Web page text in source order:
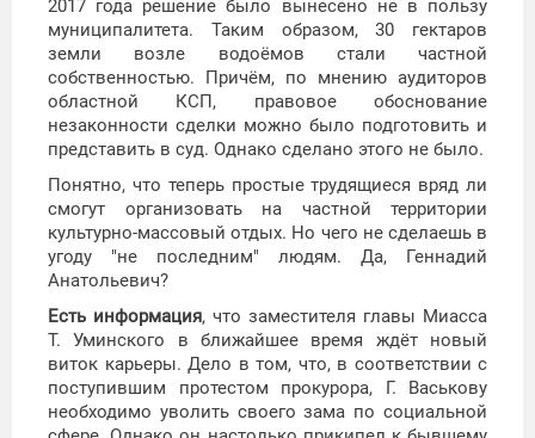
2017 года решение было вынесено не в пользу
муниципалитета. Таким образом, 30 гектаров
земли возле водоёмов стали частной
собственностью. Причём, по мнению аудиторов
областной КСП, правовое обоснование
незаконности сделки можно было подготовить и
представить в суд. Однако сделано этого не было.
Понятно, что теперь простые трудящиеся вряд ли
смогут организовать на частной территории
культурно-массовый отдых. Но чего не сделаешь в
угоду "не последним" людям. Да, Геннадий
Анатольевич?
Есть информация, что заместителя главы Миасса
Т. Уминского в ближайшее время ждёт новый
виток карьеры. Дело в том, что, в соответствии с
поступившим протестом прокурора, Г. Васькову
необходимо уволить своего зама по социальной